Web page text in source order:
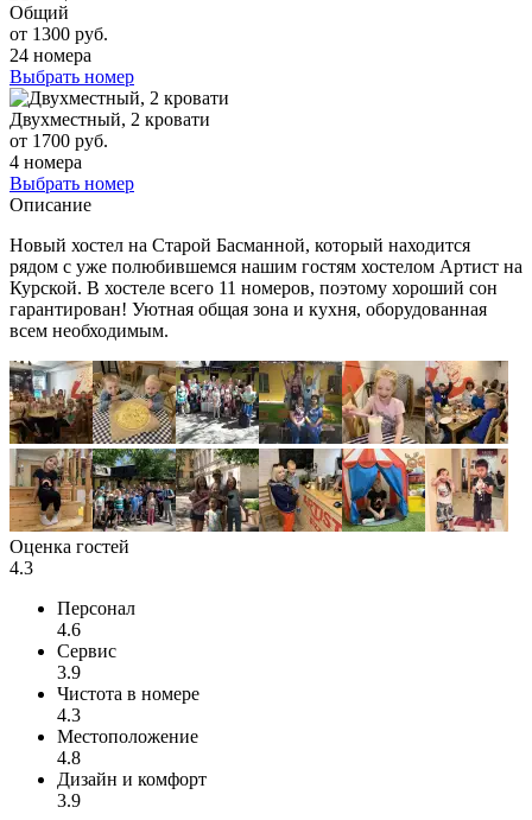
Общий
от 1300 руб.
24 номера
Выбрать номер
Двухместный, 2 кровати
от 1700 руб.
4 номера
Выбрать номер
Описание
Новый хостел на Старой Басманной, который находится
рядом с уже полюбившемся нашим гостям хостелом Артист на
Курской. В хостеле всего 11 номеров, поэтому хороший сон
гарантирован! Уютная общая зона и кухня, оборудованная
всем необходимым.
Оценка гостей
4.3
Персонал
4.6
Сервис
3.9
Чистота в номере
4.3
Местоположение
4.8
Дизайн и комфорт
3.9